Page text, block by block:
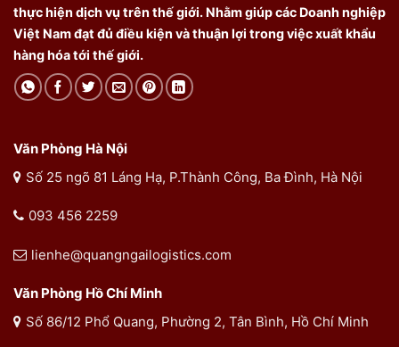
thực hiện dịch vụ trên thế giới. Nhằm giúp các Doanh nghiệp
Việt Nam đạt đủ điều kiện và thuận lợi trong việc xuất khẩu
hàng hóa tới thế giới.
Văn Phòng Hà Nội
Số 25 ngõ 81 Láng Hạ, P.Thành Công, Ba Đình, Hà Nội
093 456 2259
lienhe@quangngailogistics.com
Văn Phòng Hồ Chí Minh
Số 86/12 Phổ Quang, Phường 2, Tân Bình, Hồ Chí Minh